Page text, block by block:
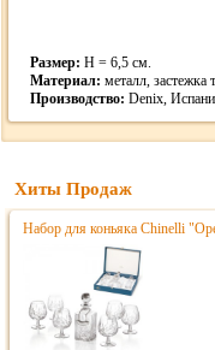
Размер: H = 6,5 см.
Материал: металл, застежка
Производство: Denix,
Хиты Продаж
Набор для коньяка Chinelli